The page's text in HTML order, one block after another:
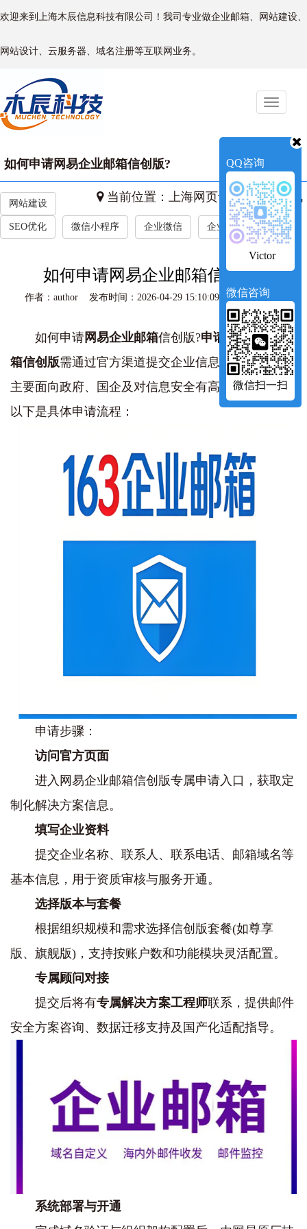
欢迎来到上海木辰信息科技有限公司！我司专业做企业邮箱、网站建设、
网站设计、云服务器、域名注册等互联网业务。
Toggle
如何申请网易企业邮箱信创版?‌
当前位置： 上海网页设计->新闻资讯
网站建设
SEO优化 微信小程序 企业微信 企业新闻
如何申请网易企业邮箱信创版?‌
作者：author 发布时间：2026-04-29 15:10:09 访问量：212
如何申请网易企业邮箱信创版?‌申请网易企业邮
箱信创版‌需通过官方渠道提交企业信息并开通服务，
主要面向政府、国企及对信息安全有高要求的单位。
以下是具体申请流程：
申请步骤：
访问官方页面
进入网易企业邮箱信创版专属申请入口，获取定
制化解决方案信息。
填写企业资料
提交企业名称、联系人、联系电话、邮箱域名等
基本信息，用于资质审核与服务开通。
选择版本与套餐
根据组织规模和需求选择信创版套餐(如尊享
版、旗舰版)，支持按账户数和功能模块灵活配置。
专属顾问对接
提交后将有‌专属解决方案工程师‌联系，提供邮件
安全方案咨询、数据迁移支持及国产化适配指导。
系统部署与开通
QQ咨询
Victor
微信咨询
微信扫一扫